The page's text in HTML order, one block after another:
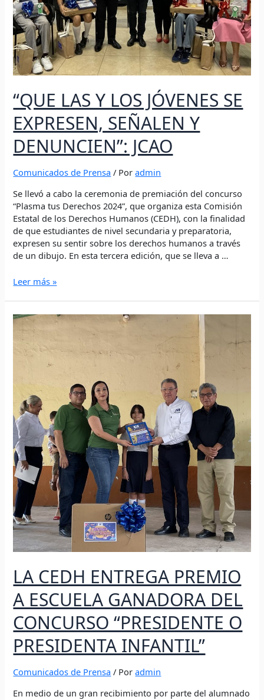
“QUE LAS Y LOS JÓVENES SE
EXPRESEN, SEÑALEN Y
DENUNCIEN”: JCAO
Comunicados de Prensa / Poradmin
Se llevó a cabo la ceremonia de premiación del concurso
“Plasma tus Derechos 2024”, que organiza esta Comisión
Estatal de los Derechos Humanos (CEDH), con la finalidad
de que estudiantes de nivel secundaria y preparatoria,
expresen su sentir sobre los derechos humanos a través
de un dibujo. En esta tercera edición, que se lleva a …
Leer más »
LA CEDH ENTREGA PREMIO
A ESCUELA GANADORA DEL
CONCURSO “PRESIDENTE O
PRESIDENTA INFANTIL”
Comunicados de Prensa / Poradmin
En medio de un gran recibimiento por parte del alumnado
LA
CEDH
ENTREGA
PREMIO
ESCUELA
GANADORA
DEL
CONCURSO
“PRESIDENTE
O
PRESIDENTA
INFANTIL”